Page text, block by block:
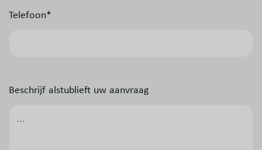
Telefoon*
Beschrijf alstublieft uw aanvraag